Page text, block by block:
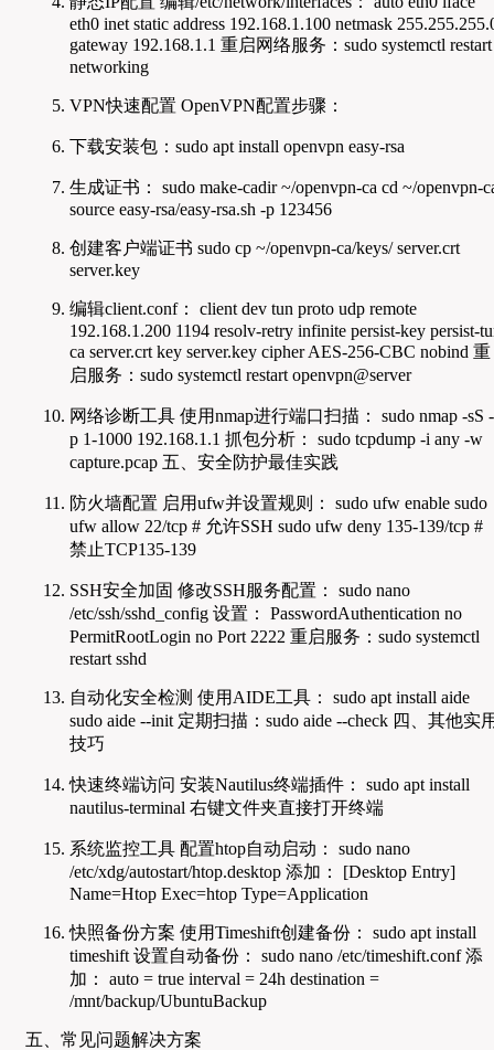
eth0 inet static address 192.168.1.100 netmask
gateway 192.168.1.1 重启网络服务：sudo systemctl restart
networking
VPN快速配置 OpenVPN配置步骤：
下载安装包：sudo apt install openvpn easy-rsa
生成证书： sudo make-cadir ~/openvpn-ca cd ~/openvpn-
source easy-rsa/easy-rsa.sh -p 123456
创建客户端证书 sudo cp ~/openvpn-ca/keys/ server.crt
server.key
编辑client.conf： client dev tun proto udp remote
192.168.1.200 1194 resolv-retry infinite persist-key persist-
ca server.crt key server.key cipher AES-256-CBC nobind 重
启服务：sudo systemctl restart openvpn@server
网络诊断工具 使用nmap进行端口扫描： sudo nmap -sS -
p 1-1000 192.168.1.1 抓包分析： sudo tcpdump -i any -w
capture.pcap 五、安全防护最佳实践
防火墙配置 启用ufw并设置规则： sudo ufw enable sudo
ufw allow 22/tcp # 允许SSH sudo ufw deny 135-139/tcp #
禁止TCP135-139
SSH安全加固 修改SSH服务配置： sudo nano
/etc/ssh/sshd_config 设置： PasswordAuthentication no
PermitRootLogin no Port 2222 重启服务：sudo systemctl
restart sshd
自动化安全检测 使用AIDE工具： sudo apt install aide
sudo aide --init 定期扫描：sudo aide --check 四、其他实
技巧
快速终端访问 安装Nautilus终端插件： sudo apt install
nautilus-terminal 右键文件夹直接打开终端
系统监控工具 配置htop自动启动： sudo nano
/etc/xdg/autostart/htop.desktop 添加： [Desktop Entry]
Name=Htop Exec=htop Type=Application
快照备份方案 使用Timeshift创建备份： sudo apt install
timeshift 设置自动备份： sudo nano /etc/timeshift.conf 添
加： auto = true interval = 24h destination =
/mnt/backup/UbuntuBackup
五、常见问题解决方案